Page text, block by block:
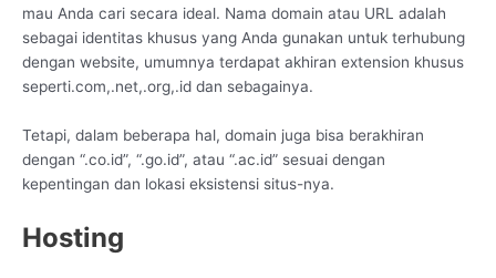
mau Anda cari secara ideal. Nama domain atau URL adalah
sebagai identitas khusus yang Anda gunakan untuk terhubung
dengan website, umumnya terdapat akhiran extension khusus
seperti.com,.net,.org,.id dan sebagainya.
Tetapi, dalam beberapa hal, domain juga bisa berakhiran
dengan “.co.id”, “.go.id”, atau “.ac.id” sesuai dengan
kepentingan dan lokasi eksistensi situs-nya.
Hosting